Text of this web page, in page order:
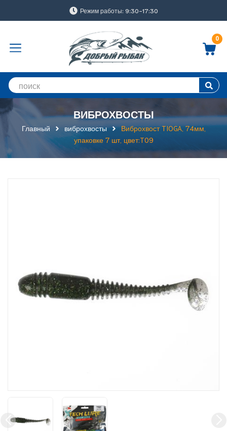
Режим работы: 9:30-17:30
0
ВИБРОХВОСТЫ
Главный виброхвосты
Виброхвост TIOGA, 74мм,
упаковке 7 шт, цвет:T09